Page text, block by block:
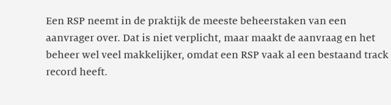
Een RSP neemt in de praktijk de meeste beheerstaken van een
aanvrager over. Dat is niet verplicht, maar maakt de aanvraag en het
beheer wel veel makkelijker, omdat een RSP vaak al een bestaand track
record heeft.